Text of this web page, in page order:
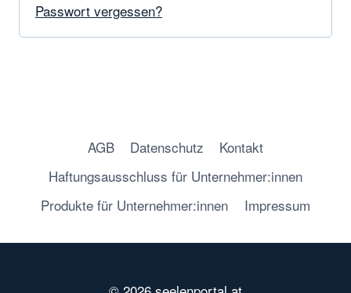
Passwort vergessen?
AGB Datenschutz
Kontakt
Haftungsausschluss für Unternehmer:innen
Produkte für Unternehmer:innen
Impressum